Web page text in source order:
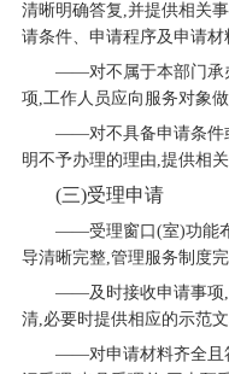
清晰明确答复,并提供相关
请条件、申请程序及申请材
——对不属于本部门承
项,工作人员应向服务对象做
——对不具备申请条件
明不予办理的理由,提供相
(三)受理申请
——受理窗口(室)功能
导清晰完整,管理服务制度完
——及时接收申请事项,
清,必要时提供相应的示范
——对申请材料齐全且